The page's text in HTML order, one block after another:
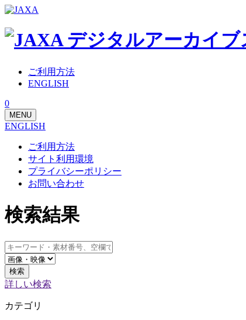
ご利用方法
ENGLISH
0
MENU
ENGLISH
ご利用方法
サイト利用環境
プライバシーポリシー
お問い合わせ
検索結果
検索
詳しい検索
カテゴリ